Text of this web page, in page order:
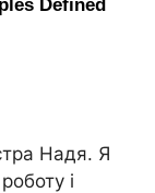
Надя. Я
і